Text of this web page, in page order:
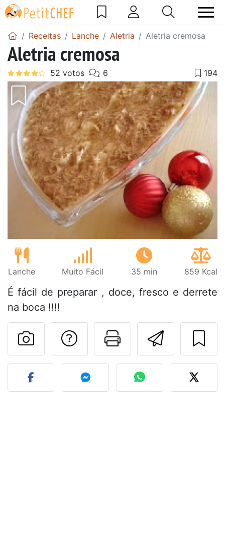
Receitas Lanche Aletria Aletria cremosa
Aletria cremosa
Lanche Muito Fácil 35 min 859 Kcal
É fácil de preparar , doce, fresco e derrete
na boca !!!!
Imprima
Falar com o autor
Fez esta receita?